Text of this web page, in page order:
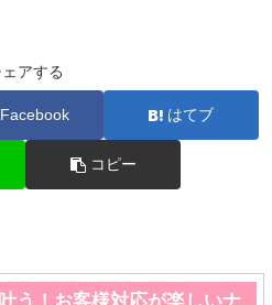
アする
Facebook はてブ
コピー
う！お客様対応が楽しいナ